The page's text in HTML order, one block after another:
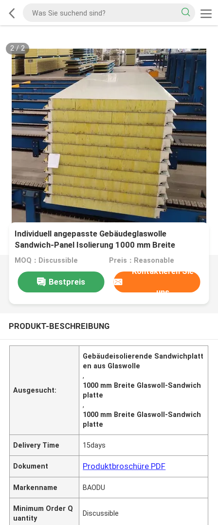
2/2
Individuell angepasste Gebäudeglaswolle
Sandwich-Panel Isolierung 1000 mm Breite
MOQ：Discussible Preis：Reasonable
Bestpreis
Kontaktieren Sie
uns
PRODUKT-BESCHREIBUNG
Ausgesucht:
Gebäudeisolierende Sandwichplatt
en aus Glaswolle
,
1000 mm Breite Glaswoll-Sandwich
platte
,
1000 mm Breite Glaswoll-Sandwich
platte
Delivery Time 15days
Dokument Produktbroschüre PDF
Markenname BAODU
Minimum Order Q
uantity
Discussible